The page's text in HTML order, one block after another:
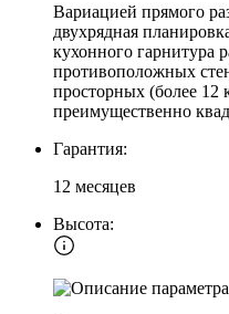
Вариацией прямого
двухрядная
кухонного гарнитура
противоположных
просторных (более
преимущественно
Гарантия:
12 месяцев
Высота: